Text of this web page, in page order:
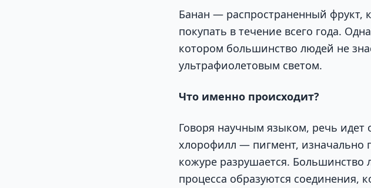
Банан — распространенный фрукт,
покупать в течение всего года.
котором большинство людей не
ультрафиолетовым светом.
Что именно происходит?
Говоря научным языком, речь идет
хлорофилл — пигмент,
кожуре разрушается. Большинство
процесса образуются соединения,